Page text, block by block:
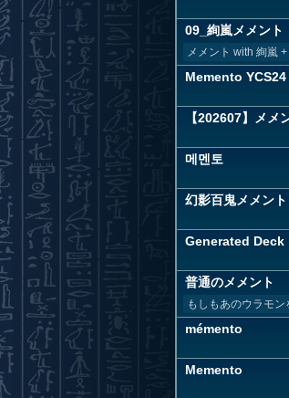
09_絢嵐メメント
メメント with 絢嵐
Memento YCS24
【202607】メメ
메멘토
幻影百鬼メメント
Generated Deck
普通のメメント
もしもあのウラモン
mémento
Memento